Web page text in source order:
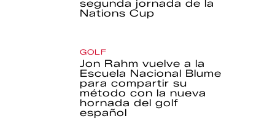
segunda jornada de la
Nations Cup
GOLF
Jon Rahm vuelve a la
Escuela Nacional Blume
para compartir su
método con la nueva
hornada del golf
español